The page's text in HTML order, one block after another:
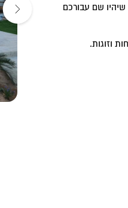
שם עבורכם
וזוגות.